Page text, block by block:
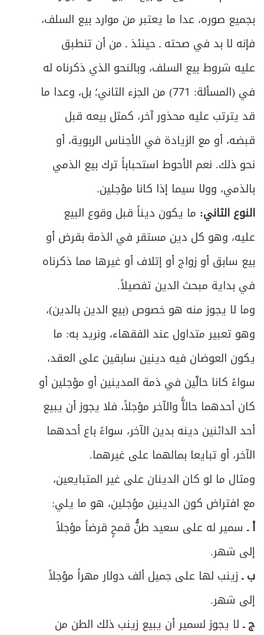
بجميع صوره، عدا ما يعتبر من موارد بيع السلف،
فإنه لا بد في صحته ـ حينئذ ـ من أن تنطبق
عليه شروط بيع السلف، وبالنحو الذي ذكرناه له
في (المسألة: 771) من الجزء الثاني؛ بل، وعدا ما
قد يترتب عليه محذور آخر، كمثل بيعه قبل
قبضه، أو مع الزيادة في الأجناس الربوية، أو
نحو ذلك. نعم الأحوط استحباباً ترك بيع الذمي
بالذمي، وولا سيما إذا كانا مؤجلين.
النوع الثاني: ما يكون ديناً قبل وقوع البيع
عليه، وهو كل دين مستقر في الذمة بقرض أو
بيع سابق أو زواج أو إتلاف أو غيرها مما ذكرناه
في بداية مبحث الدين تفصيلاً.
وما لا يجوز منه هو خصوص (بيع الدين بالدين)،
وهو تعبير متداول عند الفقهاء، ونريد به: ما
يكون العوضان فيه دينين سابقين على العقد،
سواءً كانا حالّين في ذمة المدينين أو مؤجلين أو
كان أحدهما حالاًّ والآخر مؤجلاً، فلا يجوز أن يبيع
أحد الدائنين دينه بدين الآخر، سواءً باع أحدهما
الآخر، أو تبايعا بمالهما على غيرهما.
ومثال ما لو كان الدينان على غير المتبايعين،
مع افتراض كون الدينين مؤجلين، هو ما يلي:
أ ـ سمير له على سعيد طنُّ قمحٍ قرضاً مؤجلاً
إلى شهر.
ب ـ زينب لها على جميل ألف دولار مهراً مؤجلاً
إلى شهر.
ج ـ لا يجوز لسمير أن يبيع زينب ذلك الطن من
303 المبحث الأول: في التلف الموجب للضمان
ص
309 المبحث الثاني: في كيفية الضمان
ص
314 المقصد الرابع: في أبواب متفرقة
318 الباب الأول: في الوكالة
ص
319 المبحث الأول: في التعريف والعقد والمتعاقدين
325 المبحث الثاني: في ما يصح التوكيل فيه
ص
330 المبحث الثالث: في كيفية قيام الوكيل بعمله
ص 338 الباب الثاني: في الإقرار
339 المبحث الأول: في صيغة الإقرار وطبيعته
ص
344 المبحث الثاني: في شروط المُقر والمُقَر له
ص346 المبحث الثالث: في المُقَر به
350 الباب الثالث: في اليمين والنذر والعهد
ص
352
المبحث الأول: في تعريف اليمين والصيغة
والأقسام
ص 361
المبحث الثاني: في شروط الحالف والناذر
والمعاهد
ص
364
المبحث الثالث: في متعلق اليمين والنذر
والعهد
ص
367 المبحث الرابع: في أحكام الوفاء بالنذر والحنث
ص
374 الباب الرابع: في الكفّارات
376 المبحث الأول: في موجبات الكفارة وخصالها